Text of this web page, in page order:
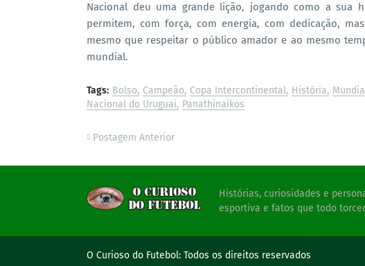
Nacional deu uma grande lição, jogando como a
permitem, com força, com energia, com dedicação,
mesmo que respeitar o público amador e ao mesmo
mundial.
Tags: Bolso Campeão Copa Intercontinental História
Nacional do Uruguai Panathinaikos
Postagem Anterior
Histórias, curiosidades e
esportiva e fatos que todo
O Curioso do Futebol: Todos os direitos reservados